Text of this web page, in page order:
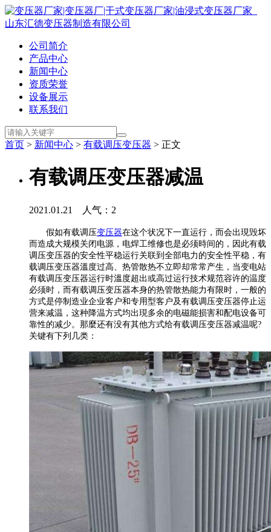
公司简介
产品中心
新闻中心
资质荣誉
设备展示
联系我们
首页 > 新闻中心 > 有载调压变压器 > 正文
有载调压变压器减温
2021.01.21 人气： 2
假如有载调压变压器在这个状况下一直运行，而会出現毁坏
而造成大规模关闭电源，电焊工维修也是必须時间的，因此有载
调压变压器的安全性平稳运行关联到全部电力的安全性平稳，有
载调压变压器溫度过高、热管散热不立即却常常产生，当变电站
有载调压变压器运行时溫度超出或高过运行技术规范容许的温度
必须时，而有载调压变压器本身的热管散热能力有限时，一般的
方式是停制造业企业客户和专用型客户及有载调压变压器停止运
营来减温，这种降温方式均出現多余的电磁能损害和配电设备可
靠性的减少。那麼还有没有其他方式给有载调压变压器减温呢?
关键有下列几类：